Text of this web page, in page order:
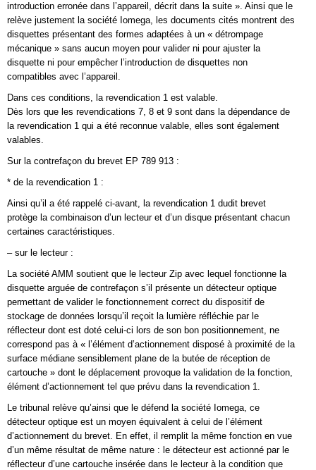
introduction erronée dans l’appareil, décrit dans la suite ». Ainsi que le
relève justement la société Iomega, les documents cités montrent des
disquettes présentant des formes adaptées à un « détrompage
mécanique » sans aucun moyen pour valider ni pour ajuster la
disquette ni pour empêcher l’introduction de disquettes non
compatibles avec l’appareil.
Dans ces conditions, la revendication 1 est valable.
Dès lors que les revendications 7, 8 et 9 sont dans la dépendance de
la revendication 1 qui a été reconnue valable, elles sont également
valables.
Sur la contrefaçon du brevet EP 789 913 :
* de la revendication 1 :
Ainsi qu’il a été rappelé ci-avant, la revendication 1 dudit brevet
protège la combinaison d’un lecteur et d’un disque présentant chacun
certaines caractéristiques.
– sur le lecteur :
La société AMM soutient que le lecteur Zip avec lequel fonctionne la
disquette arguée de contrefaçon s’il présente un détecteur optique
permettant de valider le fonctionnement correct du dispositif de
stockage de données lorsqu’il reçoit la lumière réfléchie par le
réflecteur dont est doté celui-ci lors de son bon positionnement, ne
correspond pas à « l’élément d’actionnement disposé à proximité de la
surface médiane sensiblement plane de la butée de réception de
cartouche » dont le déplacement provoque la validation de la fonction,
élément d’actionnement tel que prévu dans la revendication 1.
Le tribunal relève qu’ainsi que le défend la société Iomega, ce
détecteur optique est un moyen équivalent à celui de l’élément
d’actionnement du brevet. En effet, il remplit la même fonction en vue
d’un même résultat de même nature : le détecteur est actionné par le
réflecteur d’une cartouche insérée dans le lecteur à la condition que